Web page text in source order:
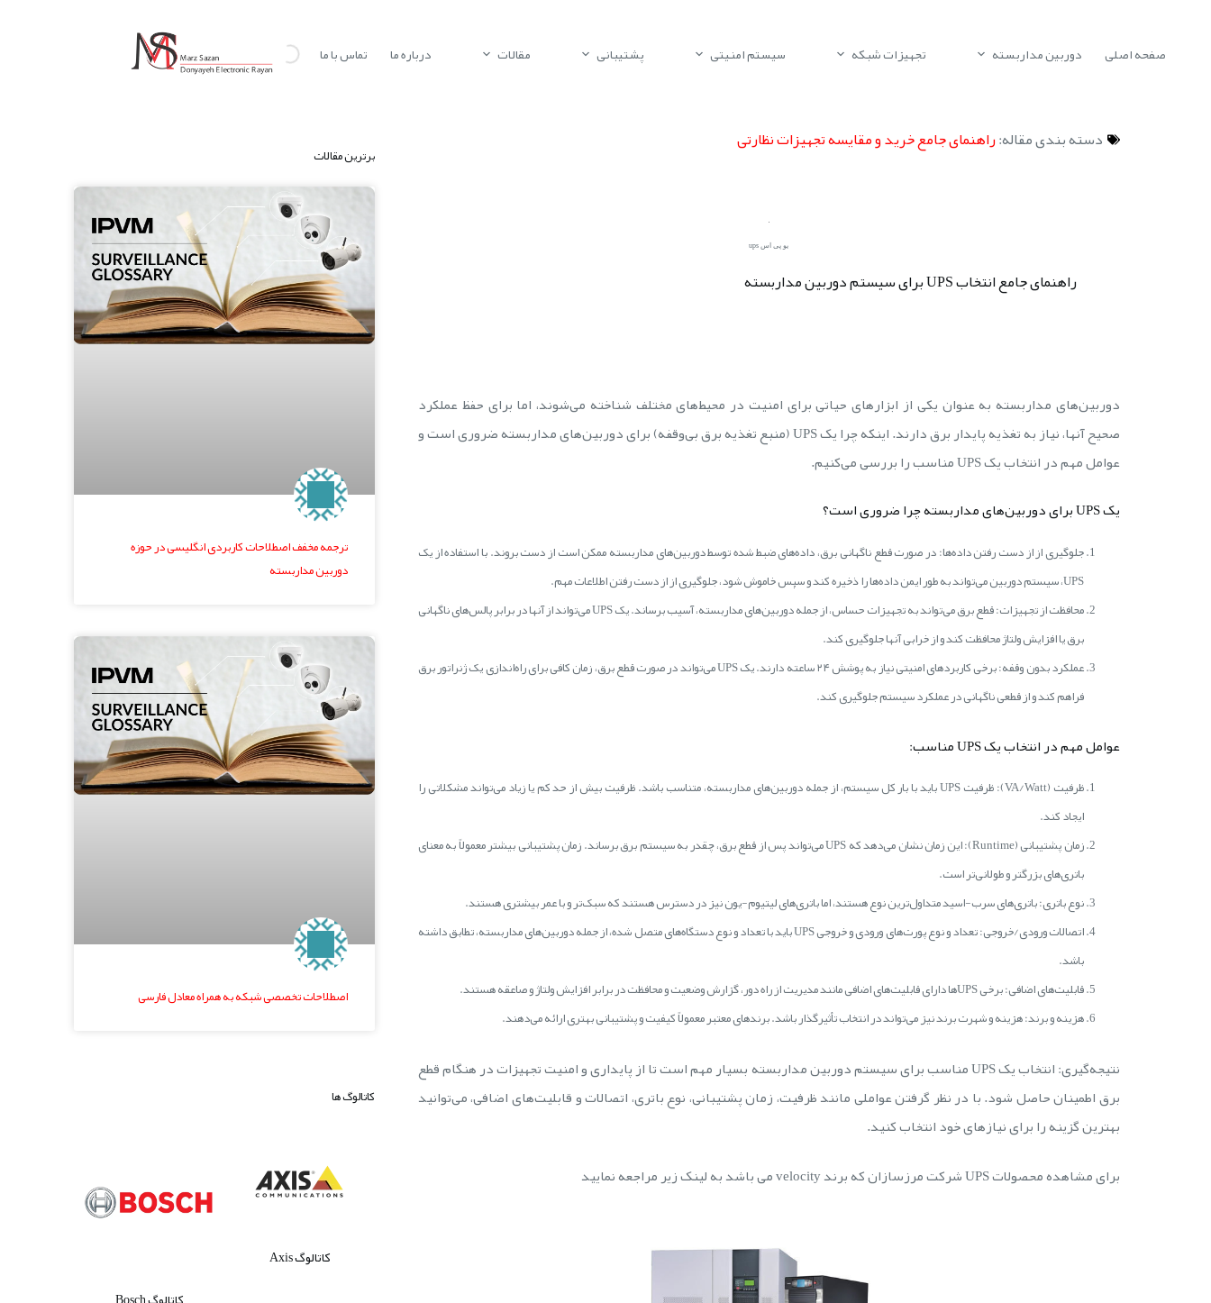
صفحه اصلی دوربین مداربسته تجهیزات شبکه سیستم امنیتی پشتیبانی مقالات درباره ما تماس با ما
دسته بندی مقاله:راهنمای جامع خرید و مقایسه تجهیزات نظارتی
یو پی اس ups
راهنمای جامع انتخاب UPS برای سیستم دوربین مداربسته
دوربین‌های مداربسته به عنوان یکی از ابزارهای حیاتی برای امنیت در محیط‌های مختلف شناخته می‌شوند، اما برای حفظ عملکرد
صحیح آنها، نیاز به تغذیه پایدار برق دارند. اینکه چرا یک UPS (منبع تغذیه برق بی‌وقفه) برای دوربین‌های مداربسته ضروری است و
عوامل مهم در انتخاب یک UPS مناسب را بررسی می‌کنیم.
یک UPS برای دوربین‌های مداربسته چرا ضروری است؟
جلوگیری از از دست رفتن داده‌ها: در صورت قطع ناگهانی برق، داده‌های ضبط شده توسط دوربین‌های مداربسته ممکن است از دست بروند. با استفاده از یک
UPS، سیستم دوربین می‌تواند به طور ایمن داده‌ها را ذخیره کند و سپس خاموش شود، جلوگیری از از دست رفتن اطلاعات مهم.
محافظت از تجهیزات: قطع برق می‌تواند به تجهیزات حساس، از جمله دوربین‌های مداربسته، آسیب برساند. یک UPS می‌تواند از آنها در برابر پالس‌های ناگهانی
برق یا افزایش ولتاژ محافظت کند و از خرابی آنها جلوگیری کند.
عملکرد بدون وقفه: برخی کاربردهای امنیتی نیاز به پوشش ۲۴ ساعته دارند. یک UPS می‌تواند در صورت قطع برق، زمان کافی برای راه‌اندازی یک ژنراتور برق
فراهم کند و از قطعی ناگهانی در عملکرد سیستم جلوگیری کند.
عوامل مهم در انتخاب یک UPS مناسب:
ظرفیت (VA/Watt): ظرفیت UPS باید با بار کل سیستم، از جمله دوربین‌های مداربسته، متناسب باشد. ظرفیت بیش از حد کم یا زیاد می‌تواند مشکلاتی را
ایجاد کند.
زمان پشتیبانی (Runtime): این زمان نشان می‌دهد که UPS می‌تواند پس از قطع برق، چقدر به سیستم برق برساند. زمان پشتیبانی بیشتر معمولاً به معنای
باتری‌های بزرگتر و طولانی‌تر است.
نوع باتری: باتری‌های سرب-اسید متداول‌ترین نوع هستند، اما باتری‌های لیتیوم-یون نیز در دسترس هستند که سبک‌تر و با عمر بیشتری هستند.
اتصالات ورودی/خروجی: تعداد و نوع پورت‌های ورودی و خروجی UPS باید با تعداد و نوع دستگاه‌های متصل شده، از جمله دوربین‌های مداربسته، تطابق داشته
باشد.
قابلیت‌های اضافی: برخی UPSها دارای قابلیت‌های اضافی مانند مدیریت از راه دور، گزارش وضعیت و محافظت در برابر افزایش ولتاژ و صاعقه هستند.
هزینه و برند: هزینه و شهرت برند نیز می‌تواند در انتخاب تأثیرگذار باشد. برندهای معتبر معمولاً کیفیت و پشتیبانی بهتری ارائه می‌دهند.
نتیجه‌گیری: انتخاب یک UPS مناسب برای سیستم دوربین مداربسته بسیار مهم است تا از پایداری و امنیت تجهیزات در هنگام قطع
برق اطمینان حاصل شود. با در نظر گرفتن عواملی مانند ظرفیت، زمان پشتیبانی، نوع باتری، اتصالات و قابلیت‌های اضافی، می‌توانید
بهترین گزینه را برای نیازهای خود انتخاب کنید.
برای مشاهده محصولات UPS شرکت مرزسازان که برند velocity می باشد به لینک زیر مراجعه نمایید
برترین مقالات
ترجمه مخفف اصطلاحات کاربردی انگلیسی در حوزه
دوربین مداربسته
اصطلاحات تخصصی شبکه به همراه معادل فارسی
کاتالوگ ها
کاتالوگ Axis